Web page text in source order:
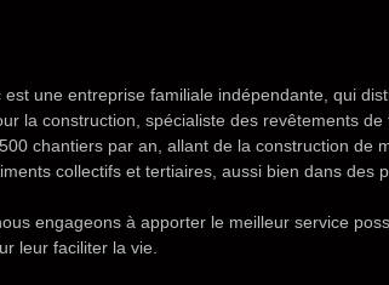
est une entreprise familiale indépendante, qui
la construction, spécialiste des revêtements
chantiers par an, allant de la construction de
collectifs et tertiaires, aussi bien dans des
engageons à apporter le meilleur service
leur faciliter la vie.